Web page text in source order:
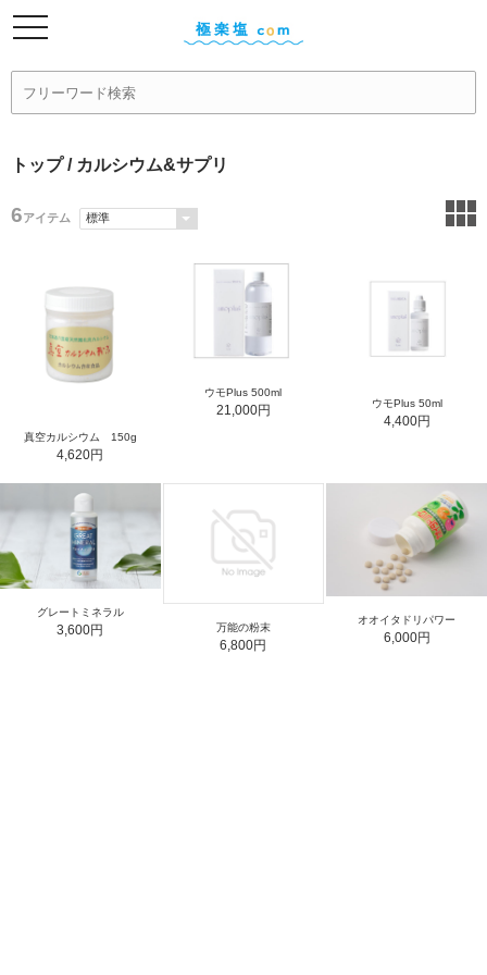
トップ/ カルシウム&サプリ
6アイテム
真空カルシウム 150g
4,620円
ウモPlus 500ml
21,000円 ウモPlus 50ml
4,400円
グレートミネラル
3,600円 万能の粉末
6,800円
オオイタドリパワー
6,000円